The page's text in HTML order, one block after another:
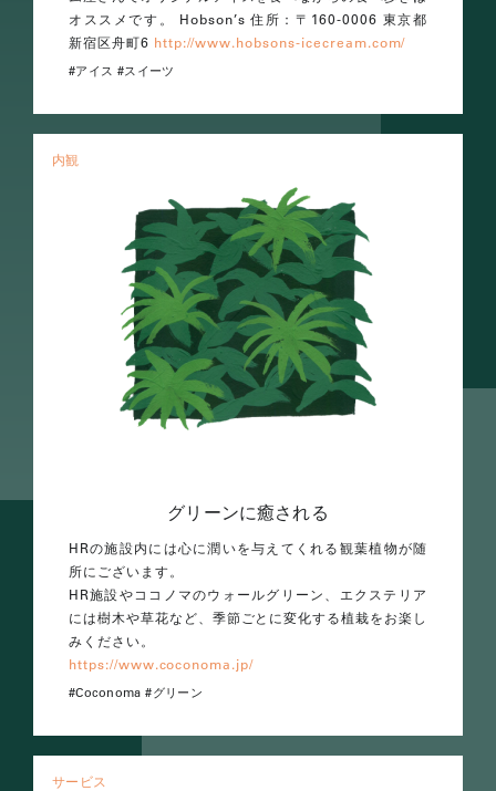
オススメです。 Hobson’s 住所：〒160-0006 東京都
新宿区舟町6 http://www.hobsons-icecream.com/
アイス スイーツ
内観
グリーンに癒される
HRの施設内には心に潤いを与えてくれる観葉植物が随
所にございます。
HR施設やココノマのウォールグリーン、エクステリア
には樹木や草花など、季節ごとに変化する植栽をお楽し
みください。
https://www.coconoma.jp/
Coconoma グリーン
サービス